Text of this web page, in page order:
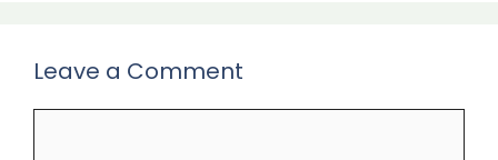
Leave a Comment